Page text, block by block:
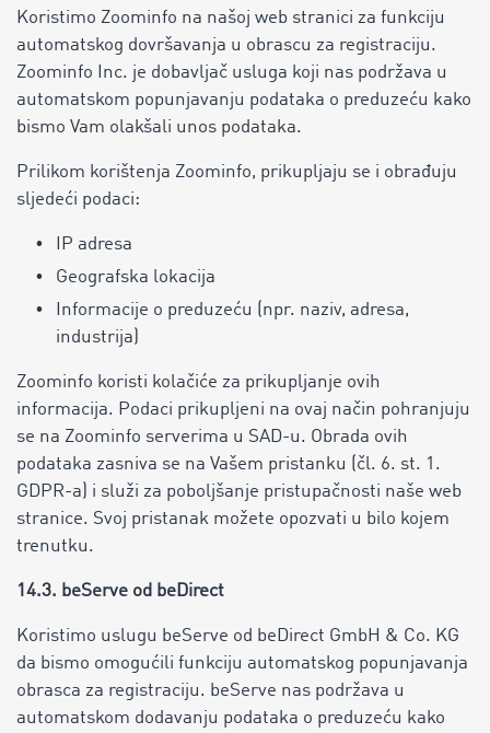
Koristimo Zoominfo na našoj web stranici za funkciju
automatskog dovršavanja u obrascu za registraciju.
Zoominfo Inc. je dobavljač usluga koji nas podržava u
automatskom popunjavanju podataka o preduzeću kako
bismo Vam olakšali unos podataka.
Prilikom korištenja Zoominfo, prikupljaju se i obrađuju
sljedeći podaci:
IP adresa
Geografska lokacija
Informacije o preduzeću (npr. naziv, adresa,
industrija)
Zoominfo koristi kolačiće za prikupljanje ovih
informacija. Podaci prikupljeni na ovaj način pohranjuju
se na Zoominfo serverima u SAD-u. Obrada ovih
podataka zasniva se na Vašem pristanku (čl. 6. st. 1.
GDPR-a) i služi za poboljšanje pristupačnosti naše web
stranice. Svoj pristanak možete opozvati u bilo kojem
trenutku.
14.3. beServe od beDirect
Koristimo uslugu beServe od beDirect GmbH & Co. KG
da bismo omogućili funkciju automatskog popunjavanja
obrasca za registraciju. beServe nas podržava u
automatskom dodavanju podataka o preduzeću kako